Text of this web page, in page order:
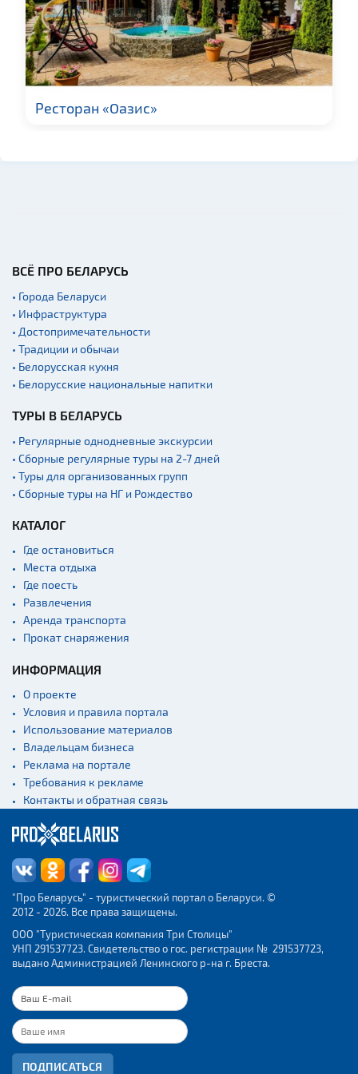
Костелы
Театры
Начало и окончание
экскурсий: г. Минск
Ресторан «Оазис»
ВСЁ ПРО БЕЛАРУСЬ
• Города Беларуси
• Инфраструктура
• Достопримечательности
• Традиции и обычаи
• Белорусская кухня
• Белорусские национальные напитки
ТУРЫ В БЕЛАРУСЬ
• Регулярные однодневные экскурсии
• Сборные регулярные туры на 2-7 дней
• Туры для организованных групп
• Сборные туры на НГ и Рождество
КАТАЛОГ
Где остановиться
Места отдыха
Где поесть
Развлечения
Аренда транспорта
Прокат снаряжения
ИНФОРМАЦИЯ
О проекте
Условия и правила портала
Использование материалов
Владельцам бизнеса
Реклама на портале
Требования к рекламе
Контакты и обратная связь
"Про Беларусь" - туристический портал о Беларуси. ©
2012 - 2026. Все права защищены.
ООО "Туристическая компания Три Столицы"
УНП 291537723. Свидетельство о гос. регистрации № 291537723,
выдано Администрацией Ленинского р-на г. Бреста.
ПОДПИСАТЬСЯ